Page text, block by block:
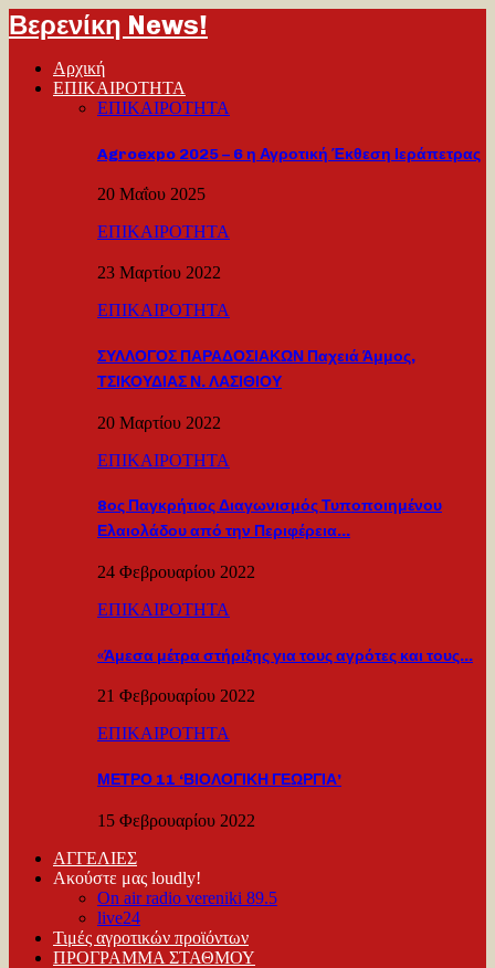
Βερενίκη News!
Αρχική
ΕΠΙΚΑΙΡΟΤΗΤΑ
ΕΠΙΚΑΙΡΟΤΗΤΑ
Agroexpo 2025 – 6 η Αγροτική Έκθεση Ιεράπετρας
20 Μαΐου 2025
ΕΠΙΚΑΙΡΟΤΗΤΑ
23 Μαρτίου 2022
ΕΠΙΚΑΙΡΟΤΗΤΑ
ΣΥΛΛΟΓΟΣ ΠΑΡΑΔΟΣΙΑΚΩΝ Παχειά Άμμος,
ΤΣΙΚΟΥΔΙΑΣ Ν. ΛΑΣΙΘΙΟΥ
20 Μαρτίου 2022
ΕΠΙΚΑΙΡΟΤΗΤΑ
8ος Παγκρήτιος Διαγωνισμός Τυποποιημένου
Ελαιολάδου από την Περιφέρεια…
24 Φεβρουαρίου 2022
ΕΠΙΚΑΙΡΟΤΗΤΑ
«Άμεσα μέτρα στήριξης για τους αγρότες και τους…
21 Φεβρουαρίου 2022
ΕΠΙΚΑΙΡΟΤΗΤΑ
ΜΕΤΡΟ 11 ‘ΒΙΟΛΟΓΙΚΗ ΓΕΩΡΓΙΑ’
15 Φεβρουαρίου 2022
ΑΓΓΕΛΙΕΣ
Ακούστε μας loudly!
On air radio vereniki 89.5
live24
Τιμές αγροτικών προϊόντων
ΠΡΟΓΡΑΜΜΑ ΣΤΑΘΜΟΥ